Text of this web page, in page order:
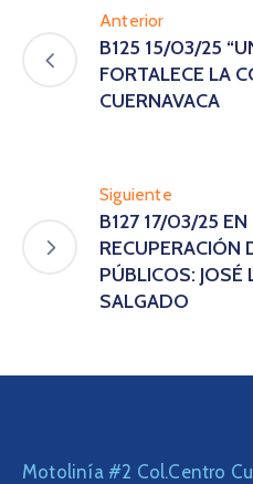
Anterior
B125 15/03/25
FORTALECE LA
CUERNAVACA
Siguiente
B127 17/03/25
RECUPERACIÓN
PÚBLICOS: JOSÉ
SALGADO
Motolinía #2 Col.Centro